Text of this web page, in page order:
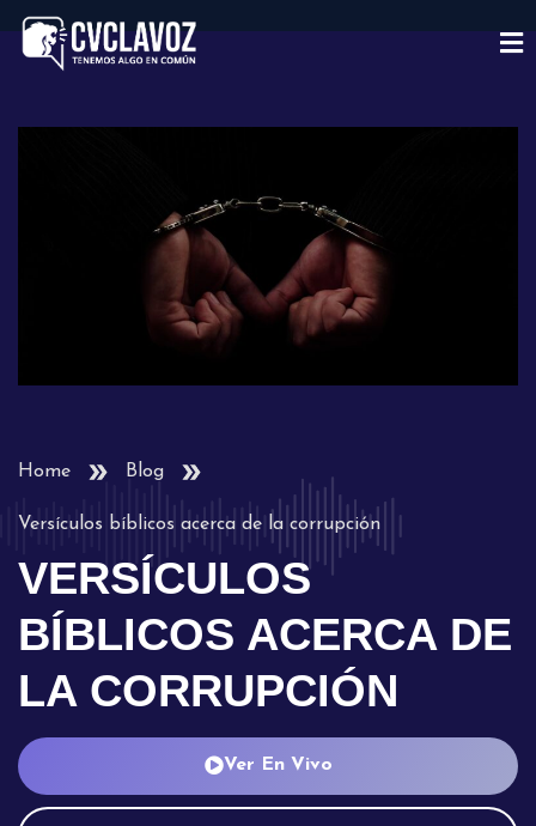
Home Blog
Versículos bíblicos acerca de la corrupción
VERSÍCULOS
BÍBLICOS ACERCA DE
LA CORRUPCIÓN
Ver En Vivo